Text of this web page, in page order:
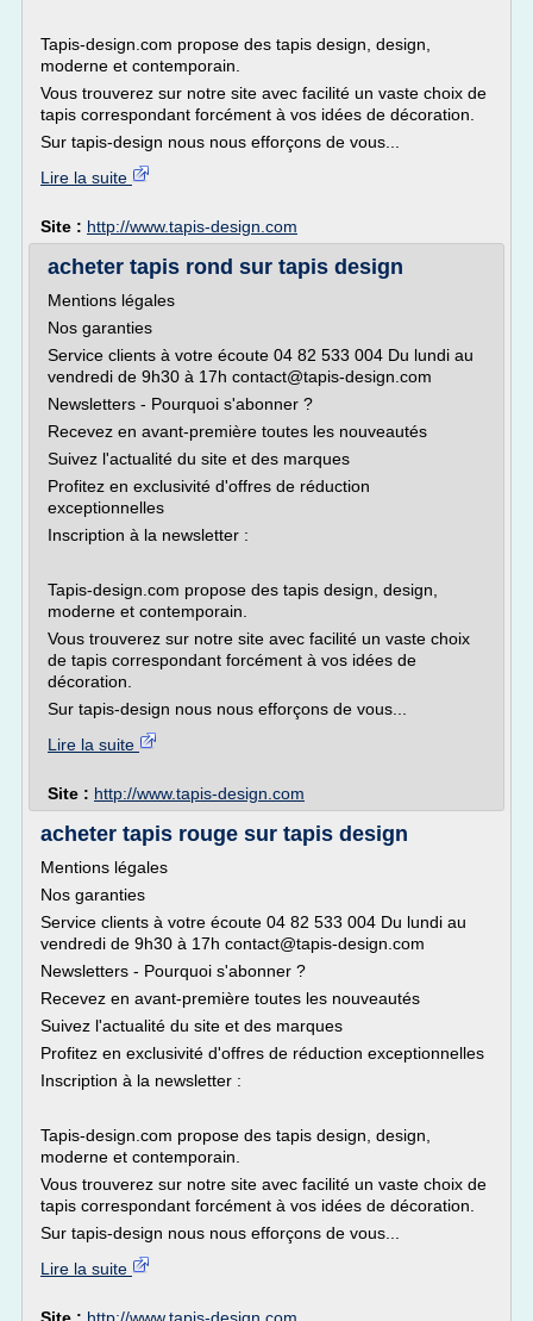
Tapis-design.com propose des tapis design, design,
moderne et contemporain.
Vous trouverez sur notre site avec facilité un vaste choix de
tapis correspondant forcément à vos idées de décoration.
Sur tapis-design nous nous efforçons de vous...
Lire la suite
Site : http://www.tapis-design.com
acheter tapis rond sur tapis design
Mentions légales
Nos garanties
Service clients à votre écoute 04 82 533 004 Du lundi au
vendredi de 9h30 à 17h contact@tapis-design.com
Newsletters - Pourquoi s'abonner ?
Recevez en avant-première toutes les nouveautés
Suivez l'actualité du site et des marques
Profitez en exclusivité d'offres de réduction
exceptionnelles
Inscription à la newsletter :
Tapis-design.com propose des tapis design, design,
moderne et contemporain.
Vous trouverez sur notre site avec facilité un vaste choix
de tapis correspondant forcément à vos idées de
décoration.
Sur tapis-design nous nous efforçons de vous...
Lire la suite
Site : http://www.tapis-design.com
acheter tapis rouge sur tapis design
Mentions légales
Nos garanties
Service clients à votre écoute 04 82 533 004 Du lundi au
vendredi de 9h30 à 17h contact@tapis-design.com
Newsletters - Pourquoi s'abonner ?
Recevez en avant-première toutes les nouveautés
Suivez l'actualité du site et des marques
Profitez en exclusivité d'offres de réduction exceptionnelles
Inscription à la newsletter :
Tapis-design.com propose des tapis design, design,
moderne et contemporain.
Vous trouverez sur notre site avec facilité un vaste choix de
tapis correspondant forcément à vos idées de décoration.
Sur tapis-design nous nous efforçons de vous...
Lire la suite